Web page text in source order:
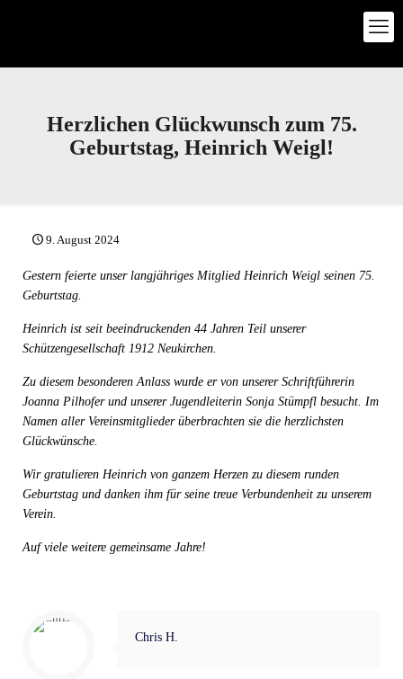
Herzlichen Glückwunsch zum 75.
Geburtstag, Heinrich Weigl!
9. August 2024
Gestern feierte unser langjähriges Mitglied Heinrich Weigl seinen 75.
Geburtstag.
Heinrich ist seit beeindruckenden 44 Jahren Teil unserer
Schützengesellschaft 1912 Neukirchen.
Zu diesem besonderen Anlass wurde er von unserer Schriftführerin
Joanna Pilhofer und unserer Jugendleiterin Sonja Stümpfl besucht. Im
Namen aller Vereinsmitglieder überbrachten sie die herzlichsten
Glückwünsche.
Wir gratulieren Heinrich von ganzem Herzen zu diesem runden
Geburtstag und danken ihm für seine treue Verbundenheit zu unserem
Verein.
Auf viele weitere gemeinsame Jahre!
Chris H.